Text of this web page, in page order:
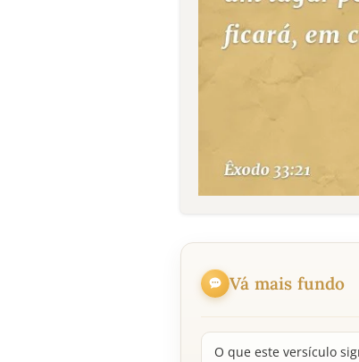
Vá mais fundo
O que este versículo